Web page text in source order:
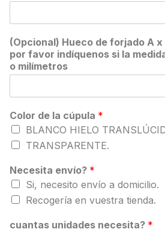
(Opcional) Hueco de forjado A x
por favor indíquenos si la
o milímetros
Color de la cúpula *
BLANCO HIELO
TRANSPARENTE.
Necesita envío? *
Si, necesito envío a domicilio.
Recogería en vuestra tienda.
cuantas unidades necesita? *